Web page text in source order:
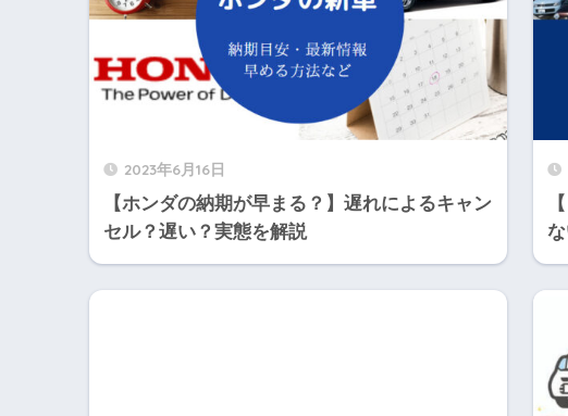
2023年6月16日
【ホンダの納期が早まる？】遅れによるキャン
セル？遅い？実態を解説